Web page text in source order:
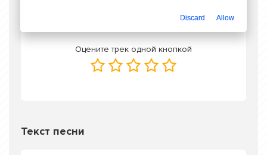
Оцените трек одной кнопкой
Текст песни
Discard Allow